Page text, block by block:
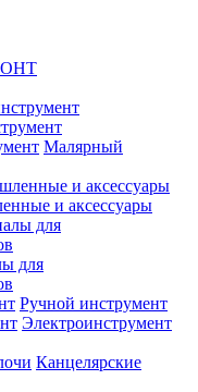
Малярный
и аксессуары
для
Ручной инструмент
Электроинструмент
Канцелярские